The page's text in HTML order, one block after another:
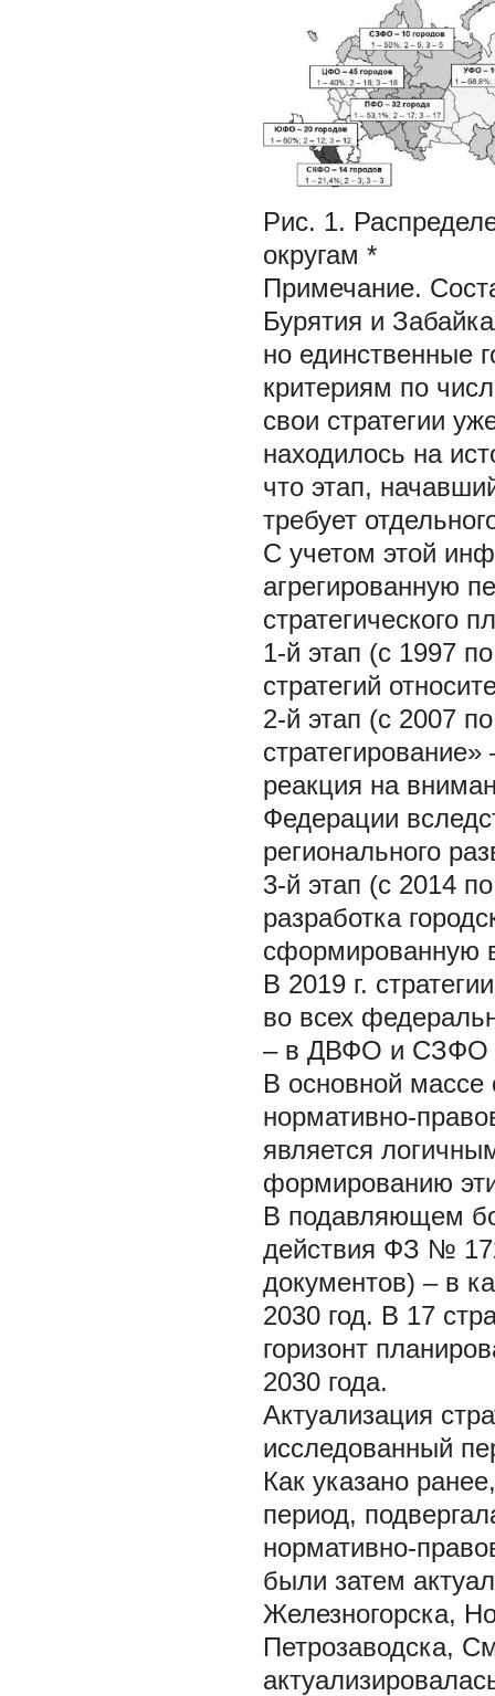
Рис. 1.
округам *
Примечание.
Бурятия и
но единственные
критериям по
свои стратегии
находилось на
что этап,
требует
С учетом этой
агрегированную
стратегического
1-й этап (с 1997
стратегий
2-й этап (с 2007
реакция на
Федерации
регионального
3-й этап (с 2014
разработка
сформированную
В 2019 г.
во всех
– в ДВФО и СЗФО
В основной массе
нормативно-
является
формированию
В подавляющем
действия ФЗ №
документов) – в
2030 год. В 17
горизонт
2030 года.
Актуализация
исследованный
Как указано
период,
нормативно-
были затем
Железногорска,
Петрозаводска,